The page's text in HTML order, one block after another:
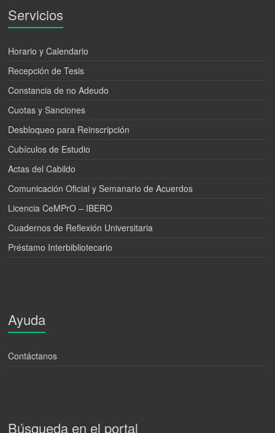
Servicios
Horario y Calendario
Recepción de Tesis
Constancia de no Adeudo
Cuotas y Sanciones
Desbloqueo para Reinscripción
Cubículos de Estudio
Actas del Cabildo
Comunicación Oficial y Semanario de Acuerdos
Licencia CeMPrO – IBERO
Cuadernos de Reflexión Universitaria
Préstamo Interbibliotecario
Ayuda
Contáctanos
Búsqueda en el portal